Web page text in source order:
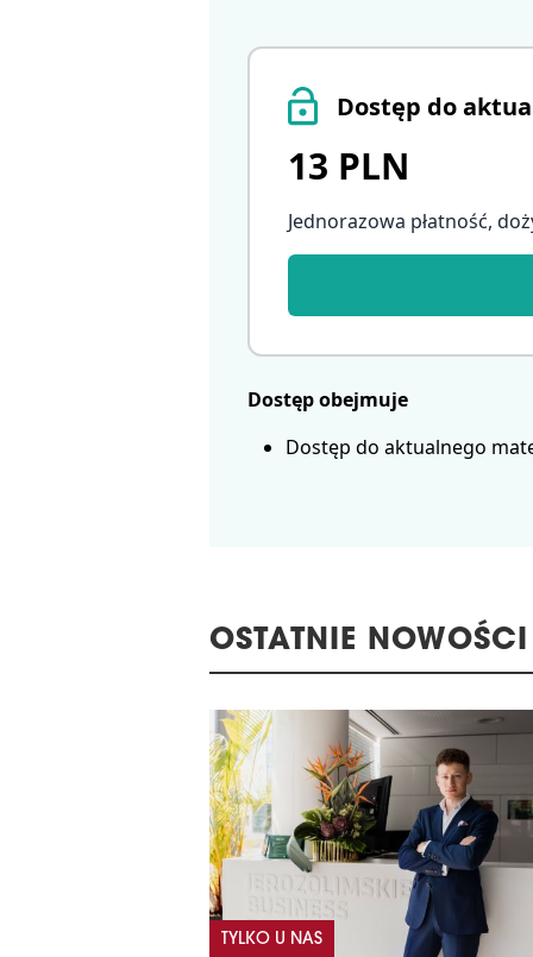
Dostęp do
13 PLN
Jednorazowa płatność,
Dostęp obejmuje
Dostęp do aktualnego
OSTATNIE NOWOŚCI
TYLKO U NAS